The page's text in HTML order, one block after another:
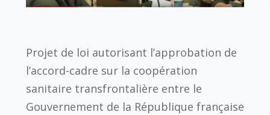
Projet de loi autorisant l’approbation de
l’accord-cadre sur la coopération
sanitaire transfrontalière entre le
Gouvernement de la République française